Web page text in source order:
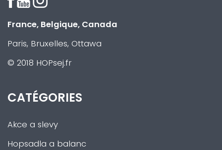
France, Belgique, Canada
Paris, Bruxelles, Ottawa
© 2018 HOPsej.fr
CATÉGORIES
Akce a slevy
Hopsadla a balanc